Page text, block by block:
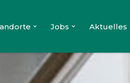
Jobs Aktuelles